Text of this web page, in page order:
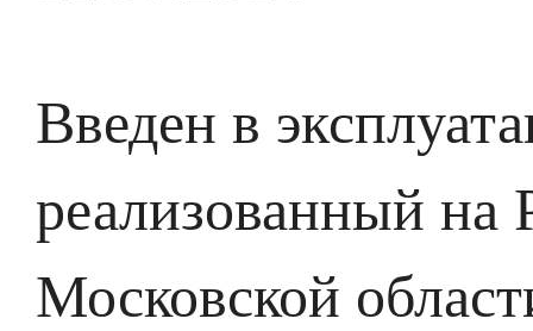
Введен в
реализованный на
Московской